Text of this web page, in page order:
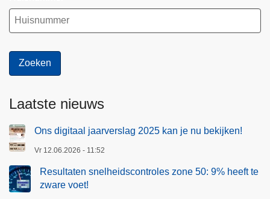
Laatste nieuws
Ons digitaal jaarverslag 2025 kan je nu bekijken!
Vr 12.06.2026 - 11:52
Resultaten snelheidscontroles zone 50: 9% heeft te
zware voet!